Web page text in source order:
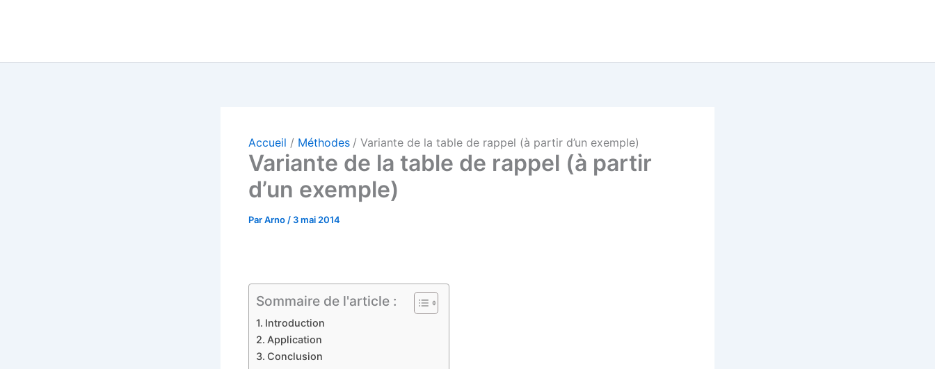
Accueil Méthodes Variante de la table de rappel (à partir d’un exemple)
Variante de la table de rappel (à partir
d’un exemple)
ParArno / 3 mai 2014
Sommaire de l'article :
Introduction
Application
Conclusion